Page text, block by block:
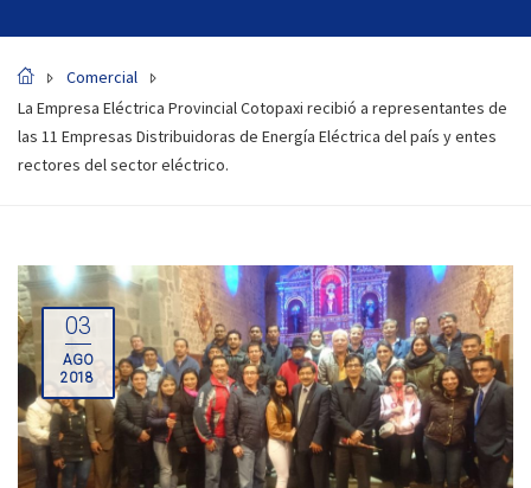
Comercial
La Empresa Eléctrica Provincial Cotopaxi recibió a representantes de
las 11 Empresas Distribuidoras de Energía Eléctrica del país y entes
rectores del sector eléctrico.
03
AGO
2018